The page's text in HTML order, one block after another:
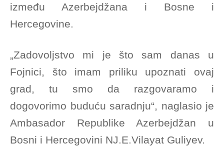
između Azerbejdžana i Bosne i
Hercegovine.
„Zadovoljstvo mi je što sam danas u
Fojnici, što imam priliku upoznati ovaj
grad, tu smo da razgovaramo i
dogovorimo buduću saradnju“, naglasio je
Ambasador Republike Azerbejdžan u
Bosni i Hercegovini NJ.E.Vilayat Guliyev.